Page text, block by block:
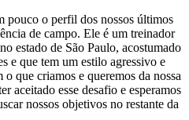
pouco o perfil dos nossos últimos
de campo. Ele é um treinador
estado de São Paulo, acostumado
e que tem um estilo agressivo e
que criamos e queremos da nossa
aceitado esse desafio e esperamos
nossos objetivos no restante da